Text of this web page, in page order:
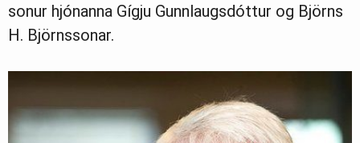
sonur hjónanna Gígju Gunnlaugsdóttur og Björns
H. Björnssonar.